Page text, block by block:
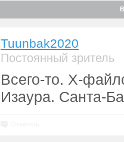
Tuunbak2020
Постоянный зритель
Всего-то. Х-
Изаура. Санта-